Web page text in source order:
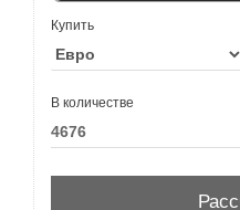
Купить
В количестве